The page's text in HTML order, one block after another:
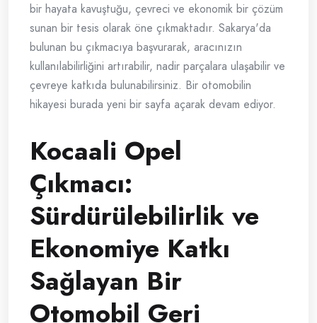
bir hayata kavuştuğu, çevreci ve ekonomik bir çözüm
sunan bir tesis olarak öne çıkmaktadır. Sakarya'da
bulunan bu çıkmacıya başvurarak, aracınızın
kullanılabilirliğini artırabilir, nadir parçalara ulaşabilir ve
çevreye katkıda bulunabilirsiniz. Bir otomobilin
hikayesi burada yeni bir sayfa açarak devam ediyor.
Kocaali Opel
Çıkmacı:
Sürdürülebilirlik ve
Ekonomiye Katkı
Sağlayan Bir
Otomobil Geri